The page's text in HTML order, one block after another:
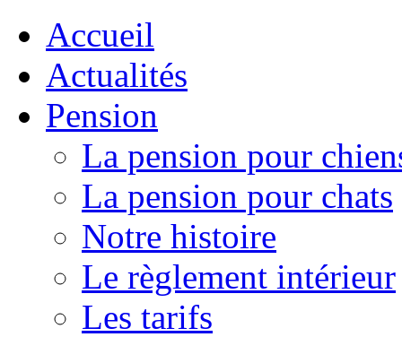
Accueil
Actualités
Pension
La pension pour
La pension pour chats
Notre histoire
Le règlement intérieur
Les tarifs